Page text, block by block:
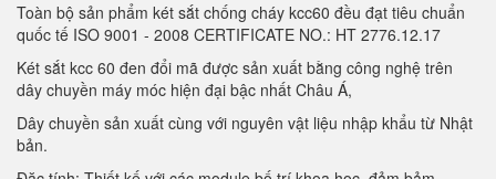
Toàn bộ sản phẩm két sắt chống cháy kcc60 đều đạt tiêu chuẩn
quốc tế ISO 9001 - 2008 CERTIFICATE NO.: HT 2776.12.17
Két sắt kcc 60 đen đổi mã được sản xuất bằng công nghệ trên
dây chuyền máy móc hiện đại bậc nhất Châu Á,
Dây chuyền sản xuất cùng với nguyên vật liệu nhập khẩu từ Nhật
bản.